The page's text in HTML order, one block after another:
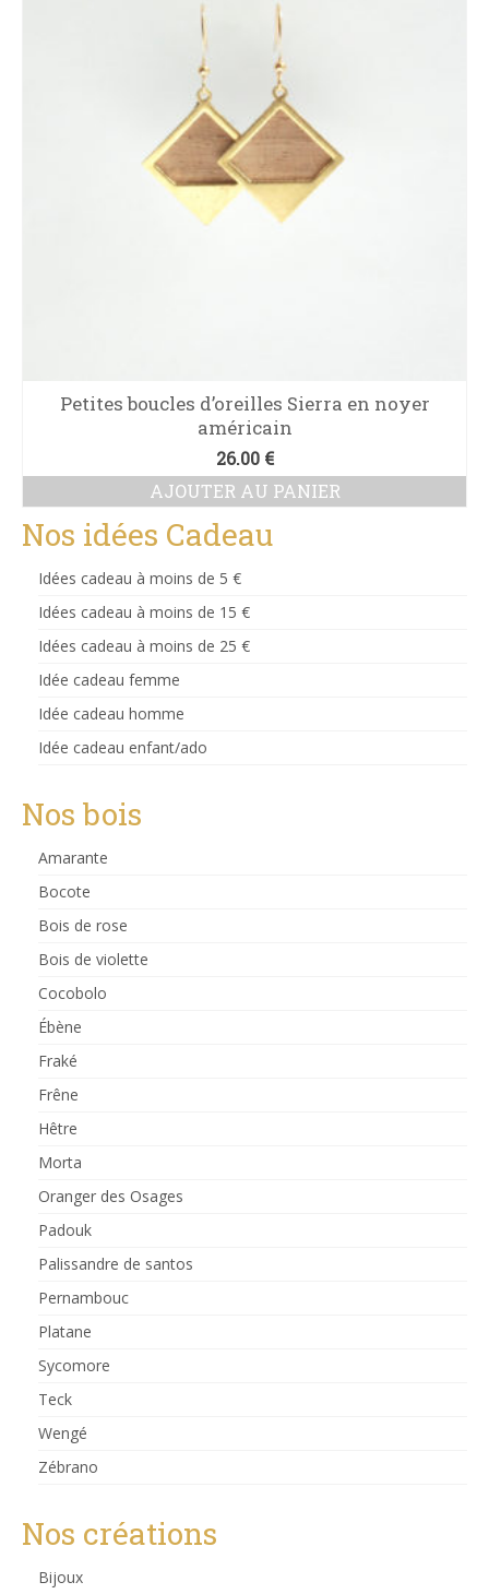
Petites boucles d’oreilles Sierra en noyer
américain
26.00 €
AJOUTER AU PANIER
Nos idées Cadeau
Idées cadeau à moins de 5 €
Idées cadeau à moins de 15 €
Idées cadeau à moins de 25 €
Idée cadeau femme
Idée cadeau homme
Idée cadeau enfant/ado
Nos bois
Amarante
Bocote
Bois de rose
Bois de violette
Cocobolo
Ébène
Fraké
Frêne
Hêtre
Morta
Oranger des Osages
Padouk
Palissandre de santos
Pernambouc
Platane
Sycomore
Teck
Wengé
Zébrano
Nos créations
Bijoux